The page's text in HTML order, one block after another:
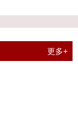
更多+